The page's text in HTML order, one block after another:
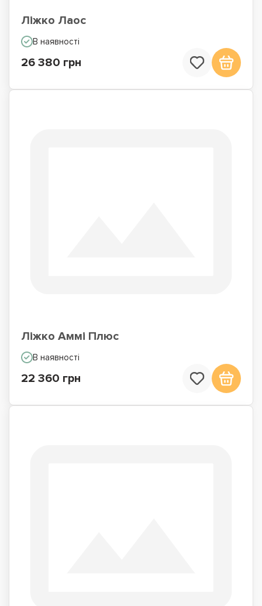
Ліжко Лаос
В наявності
26 380 грн
Ліжко Аммі Плюс
В наявності
22 360 грн